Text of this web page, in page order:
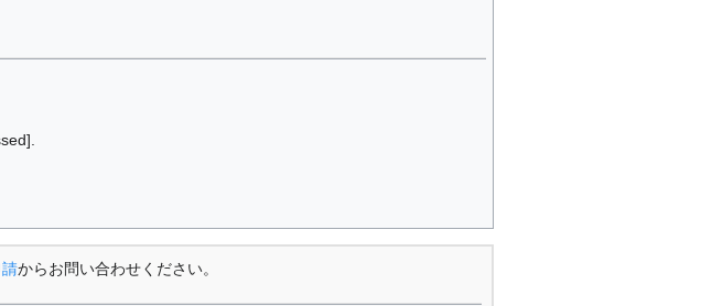
からお問い合わせください。